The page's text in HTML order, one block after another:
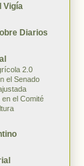
Vigía
Diarios
2.0
el Senado
el Comité